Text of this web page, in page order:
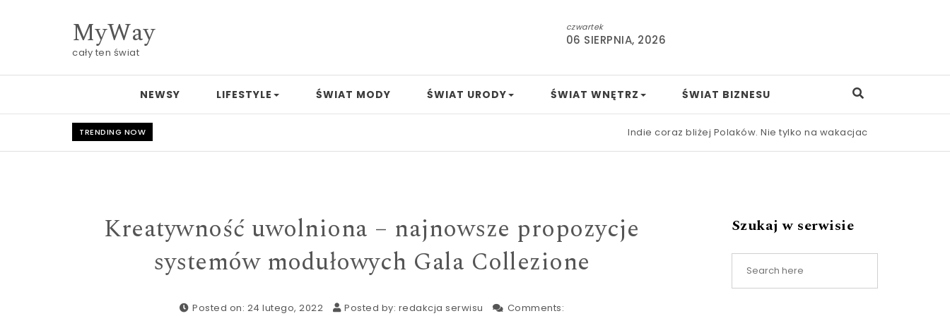
MyWay
cały ten świat
czwartek
06 SIERPNIA, 2026
NEWSY LIFESTYLE ŚWIAT MODY ŚWIAT URODY ŚWIAT WNĘTRZ ŚWIAT BIZNESU
TRENDING NOW Indie coraz bliżej Polaków. Nie tylko na wakacjach | Nowa ustawa
Kreatywność uwolniona – najnowsze propozycje
systemów modułowych Gala Collezione
Posted on: 24 lutego, 2022 Posted by: redakcja serwisu Comments:
Szukaj w serwisie